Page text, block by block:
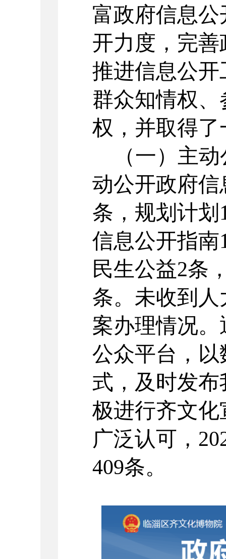
富政府信息公
开力度，完
推进信息公
群众知情权、
权， 并取得了
（一） 主
动公开政府信
条，规划计
信息公开指南
民生公益2条
条。 未收到
案办理情况。
公众平台，
式，及时发
极进行齐文化
广泛认可，
409条。